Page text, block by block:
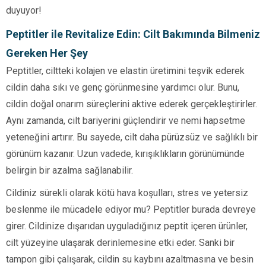
duyuyor!
Peptitler ile Revitalize Edin: Cilt Bakımında Bilmeniz
Gereken Her Şey
Peptitler, ciltteki kolajen ve elastin üretimini teşvik ederek
cildin daha sıkı ve genç görünmesine yardımcı olur. Bunu,
cildin doğal onarım süreçlerini aktive ederek gerçekleştirirler.
Aynı zamanda, cilt bariyerini güçlendirir ve nemi hapsetme
yeteneğini artırır. Bu sayede, cilt daha pürüzsüz ve sağlıklı bir
görünüm kazanır. Uzun vadede, kırışıklıkların görünümünde
belirgin bir azalma sağlanabilir.
Cildiniz sürekli olarak kötü hava koşulları, stres ve yetersiz
beslenme ile mücadele ediyor mu? Peptitler burada devreye
girer. Cildinize dışarıdan uyguladığınız peptit içeren ürünler,
cilt yüzeyine ulaşarak derinlemesine etki eder. Sanki bir
tampon gibi çalışarak, cildin su kaybını azaltmasına ve besin